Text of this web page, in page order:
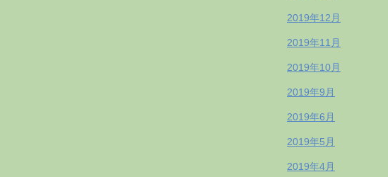
2019年12月
2019年11月
2019年10月
2019年9月
2019年6月
2019年5月
2019年4月